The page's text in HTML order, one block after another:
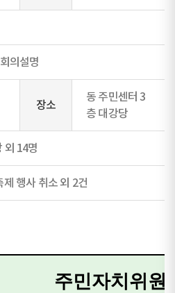
회의설명
장소
동 주민센터 3
층 대강당
외 14명
행사 취소 외 2건